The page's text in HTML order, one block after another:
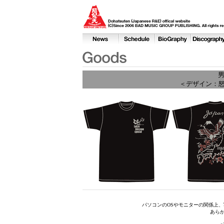
＜デザイン：
パソコンのOSやモニターの関係上
あら